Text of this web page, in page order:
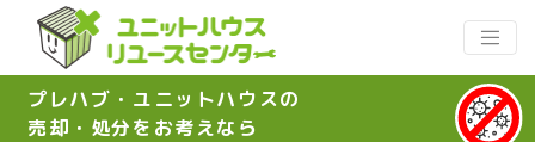
プレハブ・ユニットハウスの
売却・処分をお考えなら